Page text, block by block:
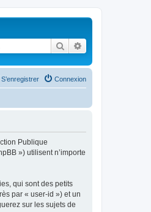
Rechercher
Connexion
S’enregistrer
Publique
») utilisent n’importe
qui sont des petits
par « user-id ») et un
sur les sujets de